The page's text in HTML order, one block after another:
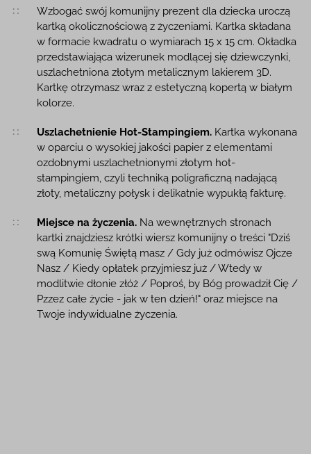
Opis produktu
Wzbogać swój komunijny prezent dla dziecka uroczą
kartką okolicznościową z życzeniami. Kartka składana
w formacie kwadratu o wymiarach 15 x 15 cm. Okładka
przedstawiająca wizerunek modlącej się dziewczynki,
uszlachetniona złotym metalicznym lakierem 3D.
Kartkę otrzymasz wraz z estetyczną kopertą w białym
kolorze.
Uszlachetnienie Hot-Stampingiem.Kartka wykonana
w oparciu o wysokiej jakości papier z elementami
ozdobnymi uszlachetnionymi złotym hot-
stampingiem, czyli techniką poligraficzną nadającą
złoty, metaliczny połysk i delikatnie wypukłą fakturę.
Miejsce na życzenia.Na wewnętrznych stronach
kartki znajdziesz krótki wiersz komunijny o treści "Dziś
swą Komunię Świętą masz / Gdy już odmówisz Ojcze
Nasz / Kiedy opłatek przyjmiesz już / Wtedy w
modlitwie dłonie złóż / Poproś, by Bóg prowadził Cię /
Pzzez całe życie - jak w ten dzień!" oraz miejsce na
Twoje indywidualne życzenia.